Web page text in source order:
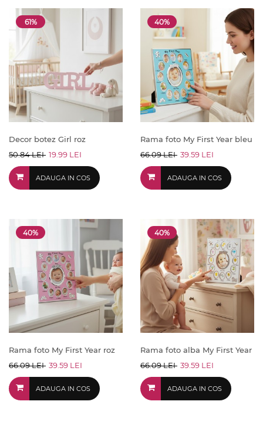
61%
Decor botez Girl roz
50.84 LEI 19.99 LEI
ADAUGA IN COS
40%
Rama foto My First Year bleu
66.09 LEI 39.59 LEI
ADAUGA IN COS
40%
Rama foto My First Year roz
66.09 LEI 39.59 LEI
ADAUGA IN COS
40%
Rama foto alba My First Year
66.09 LEI 39.59 LEI
ADAUGA IN COS